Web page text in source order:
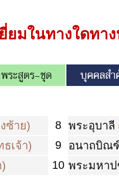
ยมในทางใดทา
ซ้าย) 8 พระอุบาลี
เจ้า) 9 อนาถบิณ
10 พระมหาป